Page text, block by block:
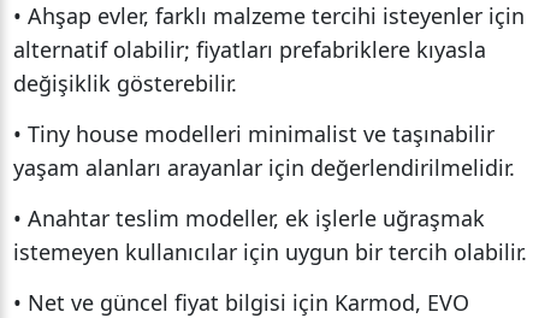
• Ahşap evler, farklı malzeme tercihi isteyenler için
alternatif olabilir; fiyatları prefabriklere kıyasla
değişiklik gösterebilir.
• Tiny house modelleri minimalist ve taşınabilir
yaşam alanları arayanlar için değerlendirilmelidir.
• Anahtar teslim modeller, ek işlerle uğraşmak
istemeyen kullanıcılar için uygun bir tercih olabilir.
• Net ve güncel fiyat bilgisi için Karmod, EVO